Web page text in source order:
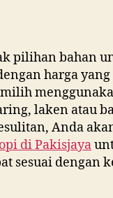
pilihan bahan
harga yang
laken atau
Anda
diPakisjaya
sesuai dengan